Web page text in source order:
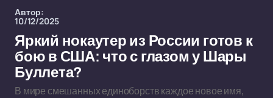
Автор:
10/12/2025
Яркий нокаутер из России готов к
бою в США: что с глазом у Шары
Буллета?
В мире смешанных единоборств каждое новое имя,